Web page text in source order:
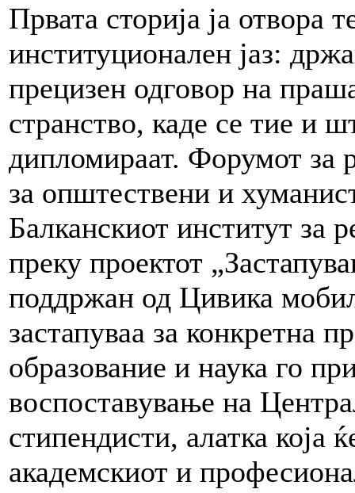
Првата сторија ја отвора
институционален јаз:
прецизен одговор на
странство, каде се тие и
дипломираат. Форумот за
за општествени и
Балканскиот институт за
преку проектот
поддржан од Цивика
застапуваа за конкретна
образование и наука го
воспоставување на
стипендисти, алатка која
академскиот и